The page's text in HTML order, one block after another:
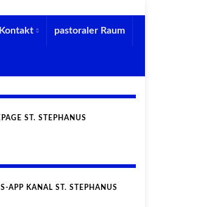
Kontakt pastoraler Raum
ST. STEPHANUS
APP KANAL ST. STEPHANUS